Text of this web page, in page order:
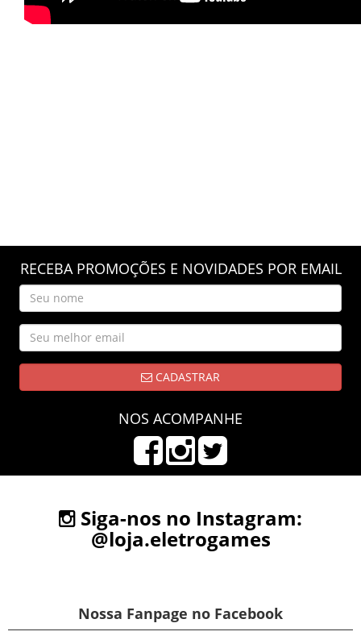
RECEBA PROMOÇÕES E NOVIDADES POR EMAIL
CADASTRAR
NOS ACOMPANHE
Siga-nos no Instagram:
@loja.eletrogames
Nossa Fanpage no Facebook